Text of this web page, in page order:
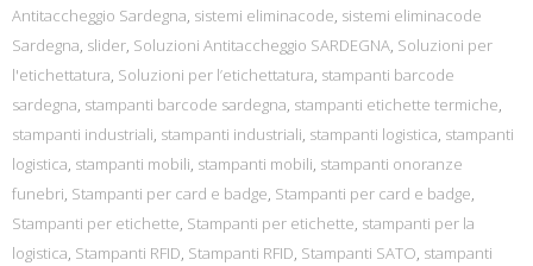
Antitaccheggio Sardegna, sistemi eliminacode, sistemi eliminacode
Sardegna, slider, Soluzioni Antitaccheggio SARDEGNA, Soluzioni per
l'etichettatura, Soluzioni per l’etichettatura, stampanti barcode
sardegna, stampanti barcode sardegna, stampanti etichette termiche,
stampanti industriali, stampanti industriali, stampanti logistica, stampanti
logistica, stampanti mobili, stampanti mobili, stampanti onoranze
funebri, Stampanti per card e badge, Stampanti per card e badge,
Stampanti per etichette, Stampanti per etichette, stampanti per la
logistica, Stampanti RFID, Stampanti RFID, Stampanti SATO, stampanti